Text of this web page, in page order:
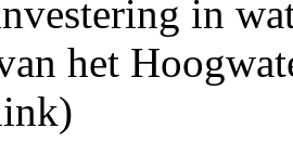
in
het